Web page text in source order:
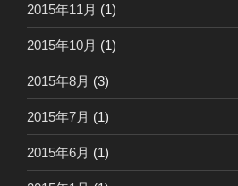
2015年11月 (1)
2015年10月 (1)
2015年8月 (3)
2015年7月 (1)
2015年6月 (1)